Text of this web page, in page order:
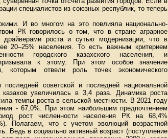
специалистов из союзных республик, то теперь
И во многом на это повлияла национально-
РК говорилось о том, что в стране аграрное
драйверами роста и сутью модернизации, что в
20–25% населения. То есть важным критерием
городского казахского населения, и
призывала к этому. При этом особое значение
которым отвели роль точек экономического
советской и последней национальной
казахов увеличилась в 3,4 раза. Динамика роста
темпы роста в сельской местности. В 2021 году
- 67,0%. При этом наибольшим предпочтением
рост численности населения РК на 68,4%
Полагаем, что с учетом эволюций возрастной
Ведь в социально активный возраст (поступление